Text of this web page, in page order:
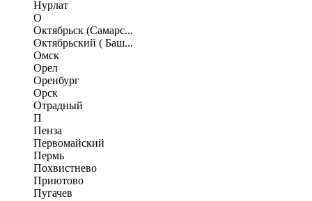
Нурлат
О
Октябрьск (Самарс...
Октябрьский ( Баш...
Омск
Орел
Оренбург
Орск
Отрадный
П
Пенза
Первомайский
Пермь
Похвистнево
Приютово
Пугачев